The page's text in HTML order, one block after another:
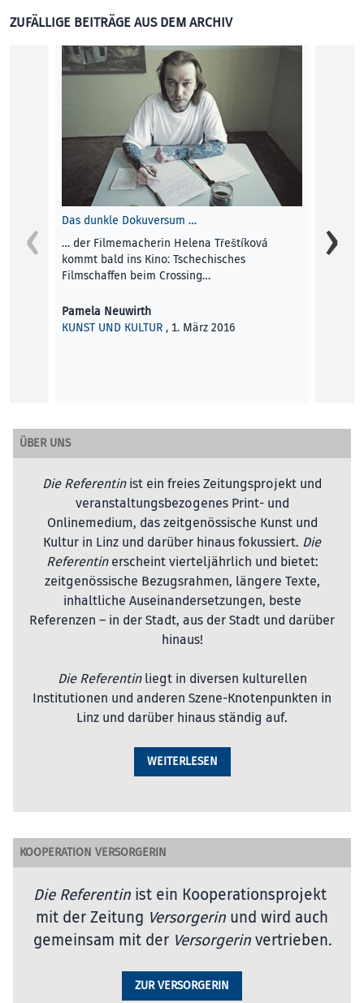
ZUFÄLLIGE BEITRÄGE AUS DEM ARCHIV
Das dunkle Dokuversum …
… der Filmemacherin Helena Třeštíková
kommt bald ins Kino: Tschechisches
Filmschaffen beim Crossing…
Pamela Neuwirth
KUNST UND KULTUR , 1. März 2016
ÜBER UNS
Die Referentinist ein freies Zeitungsprojekt und
veranstaltungsbezogenes Print- und
Onlinemedium, das zeitgenössische Kunst und
Kultur in Linz und darüber hinaus fokussiert. Die
Referentinerscheint vierteljährlich und bietet:
zeitgenössische Bezugsrahmen, längere Texte,
inhaltliche Auseinandersetzungen, beste
Referenzen – in der Stadt, aus der Stadt und darüber
hinaus!
Die Referentinliegt in diversen kulturellen
Institutionen und anderen Szene-Knotenpunkten in
Linz und darüber hinaus ständig auf.
WEITERLESEN
KOOPERATION VERSORGERIN
Die Referentin ist ein Kooperationsprojekt
mit der Zeitung Versorgerin und wird auch
gemeinsam mit der Versorgerinvertrieben.
ZUR VERSORGERIN